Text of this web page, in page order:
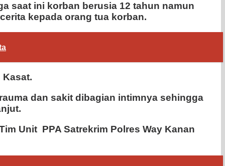
saat ini korban berusia 12 tahun namun
kepada orang tua korban.
dan sakit dibagian intimnya sehingga
Unit PPA Satrekrim Polres Way Kanan